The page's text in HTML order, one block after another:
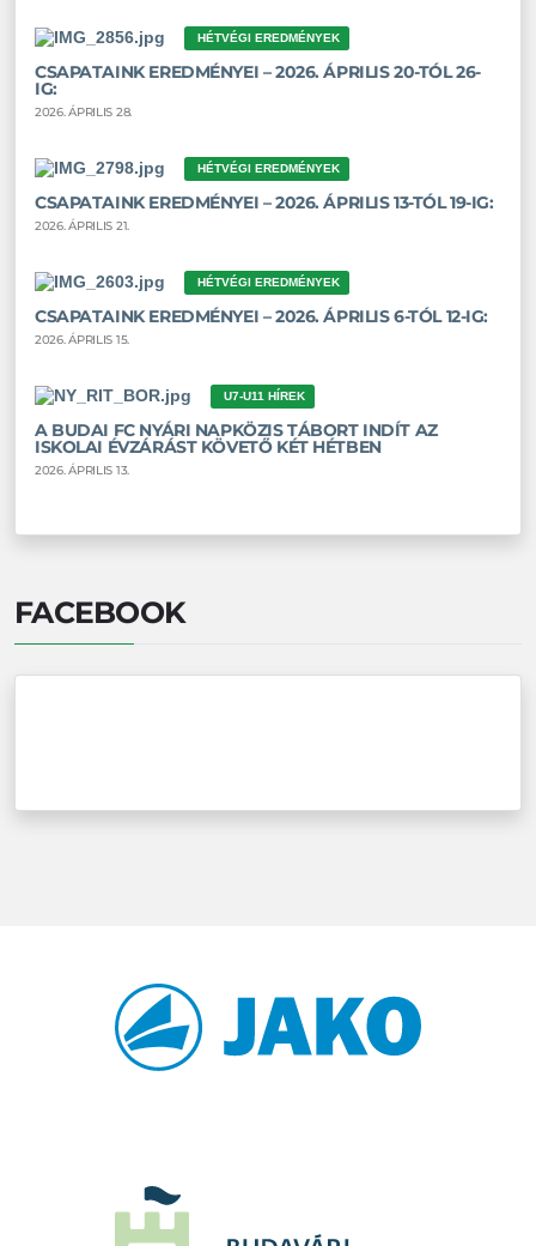
HÉTVÉGI EREDMÉNYEK
CSAPATAINK EREDMÉNYEI – 2026. ÁPRILIS 20-TÓL 26-
IG:
2026. ÁPRILIS 28.
HÉTVÉGI EREDMÉNYEK
CSAPATAINK EREDMÉNYEI – 2026. ÁPRILIS 13-TÓL 19-IG:
2026. ÁPRILIS 21.
HÉTVÉGI EREDMÉNYEK
CSAPATAINK EREDMÉNYEI – 2026. ÁPRILIS 6-TÓL 12-IG:
2026. ÁPRILIS 15.
U7-U11 HÍREK
A BUDAI FC NYÁRI NAPKÖZIS TÁBORT INDÍT AZ
ISKOLAI ÉVZÁRÁST KÖVETŐ KÉT HÉTBEN
2026. ÁPRILIS 13.
FACEBOOK